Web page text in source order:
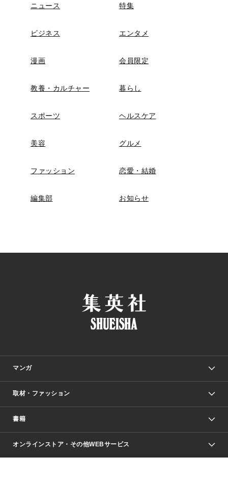
ニュース 特集
ビジネス エンタメ
漫画 会員限定
教養・カルチャー 暮らし
スポーツ ヘルスケア
美容 グルメ
ファッション 恋愛・結婚
編集部 お知らせ
マンガ
少年マンガ
Vジャンプ
週刊ヤングジャンプ
取材・ファッション
Seventeen
芸能・情報・スポーツ
書籍
文芸・文庫・総合
オンラインストア・その他WEBサービス